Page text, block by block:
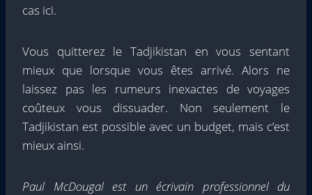
cas ici.
Vous quitterez le Tadjikistan en vous sentant
mieux que lorsque vous êtes arrivé. Alors ne
laissez pas les rumeurs inexactes de voyages
coûteux vous dissuader. Non seulement le
Tadjikistan est possible avec un budget, mais c’est
mieux ainsi.
Paul McDougal est un écrivain professionnel du